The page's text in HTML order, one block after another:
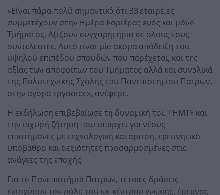
«Είναι πάρα πολύ σημαντικό ότι 33 εταιρείες
συμμετέχουν στην Ημέρα Καριέρας ενός και μόνο
Τμήματος. Αξίζουν συγχαρητήρια σε όλους τους
συντελεστές. Αυτό είναι μία ακόμα απόδειξη του
υψηλού επιπέδου σπουδών που παρέχεται, και της
αξίας των αποφοίτων του Τμήματος αλλά και συνολικά
της Πολυτεχνικής Σχολής του Πανεπιστημίου Πατρών,
στην αγορά εργασίας», ανέφερε.
Η εκδήλωση επιβεβαίωσε τη δυναμική του ΤΗΜΤΥ και
την ισχυρή ζήτηση που υπάρχει για νέους
επιστήμονες με τεχνολογική κατάρτιση, ερευνητικό
υπόβαθρο και δεξιότητες προσαρμοσμένες στις
ανάγκες της εποχής.
Για το Πανεπιστήμιο Πατρών, τέτοιες δράσεις
ενισχύουν τον ρόλο του ως κέντρου γνώσης, έρευνας